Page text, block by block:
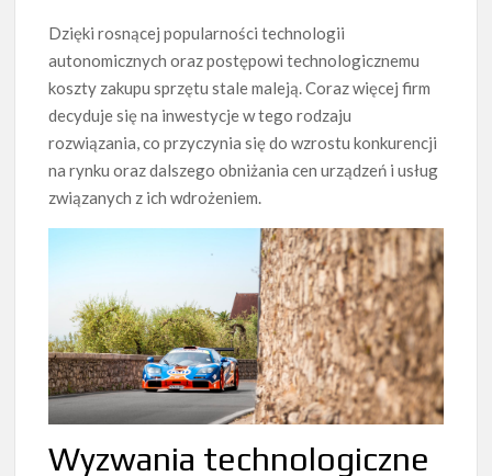
Dzięki rosnącej popularności technologii
autonomicznych oraz postępowi technologicznemu
koszty zakupu sprzętu stale maleją. Coraz więcej firm
decyduje się na inwestycje w tego rodzaju
rozwiązania, co przyczynia się do wzrostu konkurencji
na rynku oraz dalszego obniżania cen urządzeń i usług
związanych z ich wdrożeniem.
Wyzwania technologiczne